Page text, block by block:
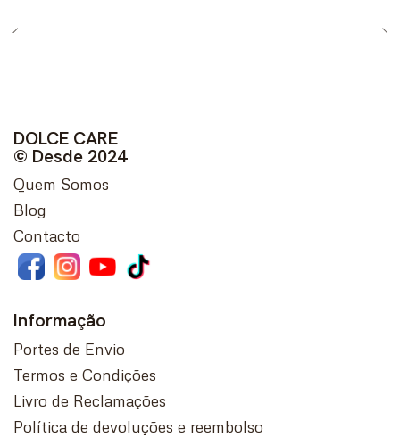
DOLCE CARE
© Desde 2024
Quem Somos
Blog
Contacto
Informação
Portes de Envio
Termos e Condições
Livro de Reclamações
Política de devoluções e reembolso